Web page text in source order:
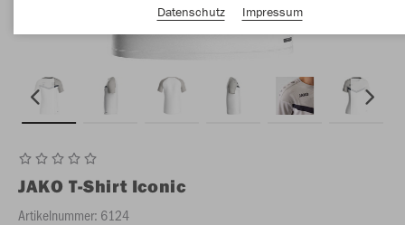
JAKO T-Shirt Iconic
Artikelnummer: 6124
Datenschutz
Impressum